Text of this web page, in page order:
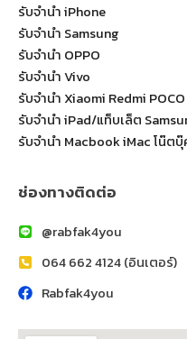
รับจำนำ iPhone
รับจำนำ Samsung
รับจำนำ OPPO
รับจำนำ Vivo
รับจำนำ Xiaomi Redmi
รับจำนำ iPad/แท็บเล็ต
รับจำนำ Macbook iMac โน๊ตบุ๊
ช่องทางติดต่อ
@rabfak4you
064 662 4124 (อินเตอร์)
Rabfak4you